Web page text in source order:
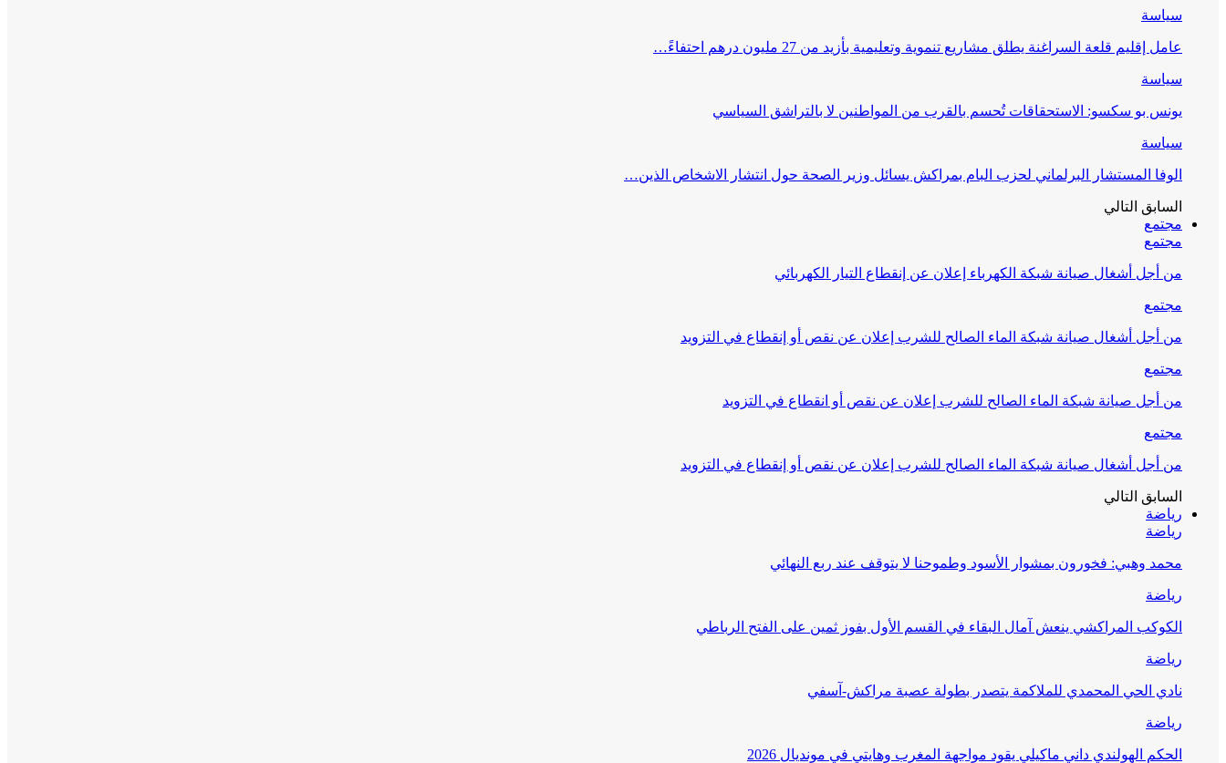
سياسة
عامل إقليم قلعة السراغنة يطلق مشاريع تنموية وتعليمية بأزيد من 27 مليون درهم احتفاءً…
سياسة
يونس بو سكسو: الاستحقاقات تُحسم بالقرب من المواطنين لا بالتراشق السياسي
سياسة
الوفا المستشار البرلماني لحزب البام بمراكش يسائل وزير الصحة حول انتشار الاشخاص الذين…
السابق التالي
مجتمع
مجتمع
من أجل أشغال صيانة شبكة الكهرباء إعلان عن إنقطاع التيار الكهربائي
مجتمع
من أجل أشغال صيانة شبكة الماء الصالح للشرب إعلان عن نقص أو إنقطاع في التزويد
مجتمع
من أجل صيانة شبكة الماء الصالح للشرب إعلان عن نقص أو انقطاع في التزويد
مجتمع
من أجل أشغال صيانة شبكة الماء الصالح للشرب إعلان عن نقص أو إنقطاع في التزويد
السابق التالي
رياضة
رياضة
محمد وهبي: فخورون بمشوار الأسود وطموحنا لا يتوقف عند ربع النهائي
رياضة
الكوكب المراكشي ينعش آمال البقاء في القسم الأول بفوز ثمين على الفتح الرباطي
رياضة
نادي الحي المحمدي للملاكمة يتصدر بطولة عصبة مراكش-آسفي
رياضة
الحكم الهولندي داني ماكيلي يقود مواجهة المغرب وهايتي في مونديال 2026